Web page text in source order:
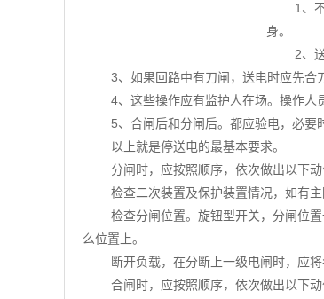
1、
身。
2、
3、如果回路中有刀闸，送电时应先合
4、这些操作应有监护人在场。操作人
5、合闸后和分闸后。都应验电，必要
以上就是停送电的最基本要求。
分闸时，应按照顺序，依次做出以下动
检查二次装置及保护装置情况，如有
检查分闸位置。旋钮型开关，分闸位
么位置上。
断开负载，在分断上一级电闸时，应
合闸时，应按照顺序，依次做出以下动